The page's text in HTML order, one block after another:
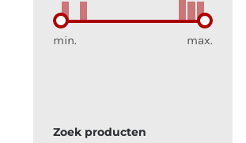
min. max.
Zoek producten